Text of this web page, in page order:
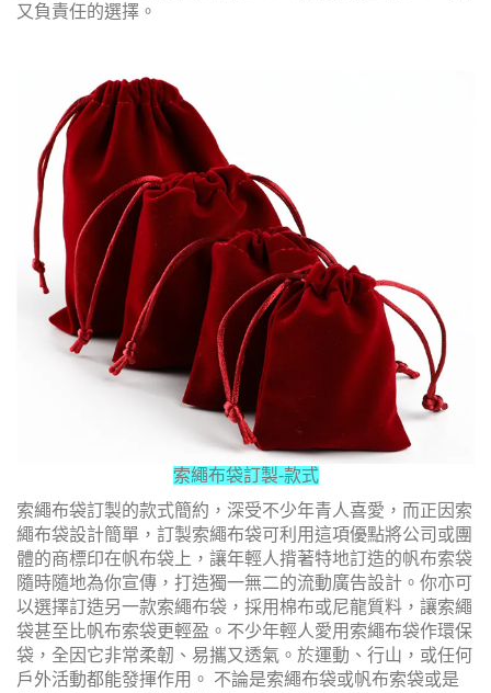
又負責任的選擇。
索繩布袋訂製-款式
索繩布袋訂製的款式簡約，深受不少年青人喜愛，而正因 索
繩布袋設計簡單，訂製索繩布袋可利用這項優點將公司或團
體的商標印在帆布袋上，讓年輕人揹著特地訂造的帆布索袋
隨時隨地為你宣傳，打造獨一無二的流動廣告設計。你亦可
以選擇訂造另一款索繩布袋，採用棉布或尼龍質料，讓索繩
袋甚至比帆布索袋更輕盈。不少年輕人愛用索繩布袋作環保
袋，全因它非常柔韌、易攜又透氣。於運動、行山，或任何
戶外活動都能發揮作用。 不論是索繩布袋或帆布索袋或是